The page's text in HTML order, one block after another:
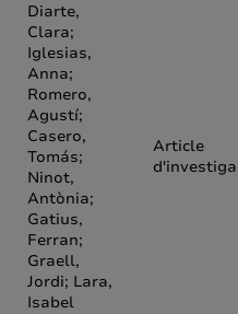
Diarte,
Clara;
Iglesias,
Anna;
Romero,
Agustí;
Casero,
Tomás;
Ninot,
Antònia;
Gatius,
Ferran;
Graell,
Jordi; Lara,
Isabel
Article